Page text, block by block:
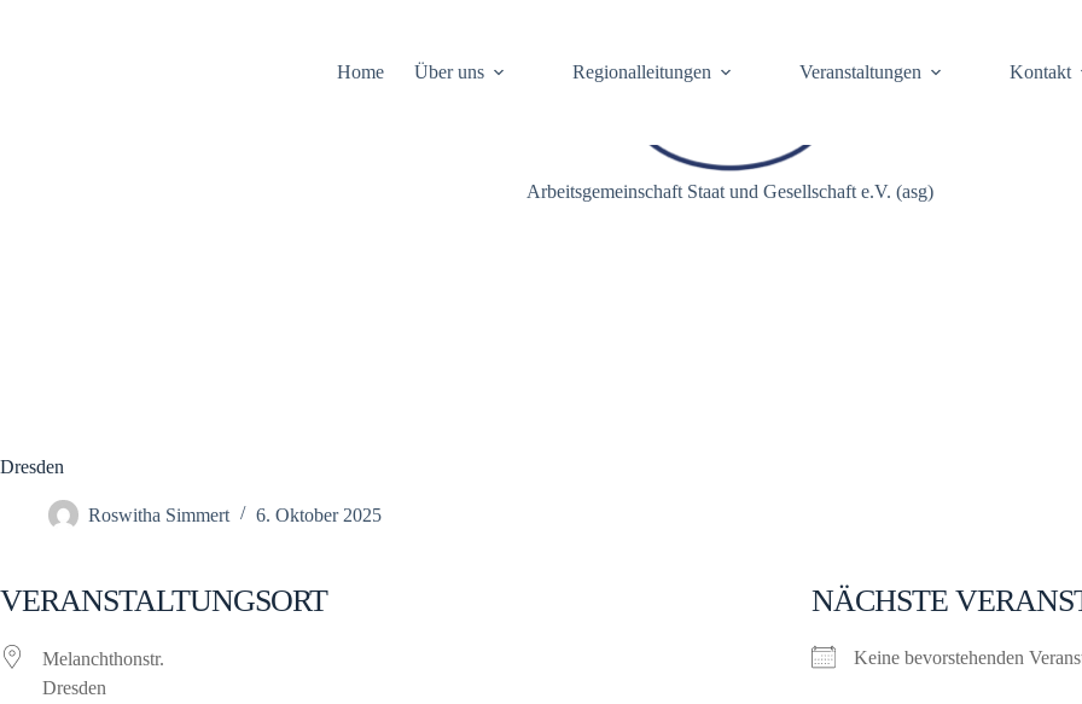
Arbeitsgemeinschaft Staat und Gesellschaft e.V. (asg)
Home Über uns Regionalleitungen Veranstaltungen Kontakt
Dresden
Roswitha Simmert 6. Oktober 2025
VERANSTALTUNGSORT
Melanchthonstr.
Dresden
NÄCHSTE
Keine bevorstehenden